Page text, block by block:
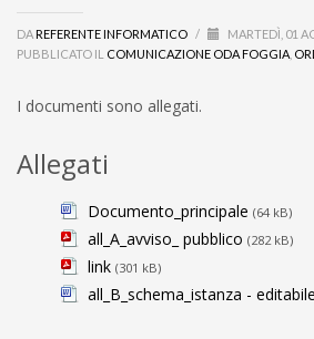
DA REFERENTE INFORMATICO / MARTEDÌ, 01
PUBBLICATO IL COMUNICAZIONE ODA FOGGIA
I documenti sono allegati.
Allegati
Documento_principale (64 kB)
all_A_avviso_ pubblico (282 kB)
link (301 kB)
all_B_schema_istanza - editabile